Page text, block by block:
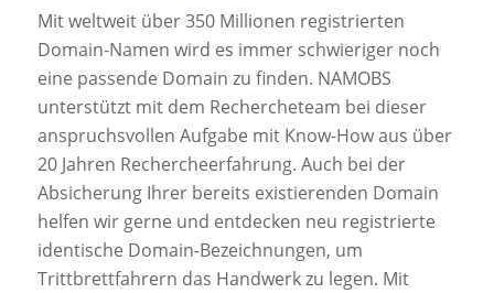
Mit weltweit über 350 Millionen registrierten
Domain-Namen wird es immer schwieriger noch
eine passende Domain zu finden. NAMOBS
unterstützt mit dem Rechercheteam bei dieser
anspruchsvollen Aufgabe mit Know-How aus über
20 Jahren Rechercheerfahrung. Auch bei der
Absicherung Ihrer bereits existierenden Domain
helfen wir gerne und entdecken neu registrierte
identische Domain-Bezeichnungen, um
Trittbrettfahrern das Handwerk zu legen. Mit